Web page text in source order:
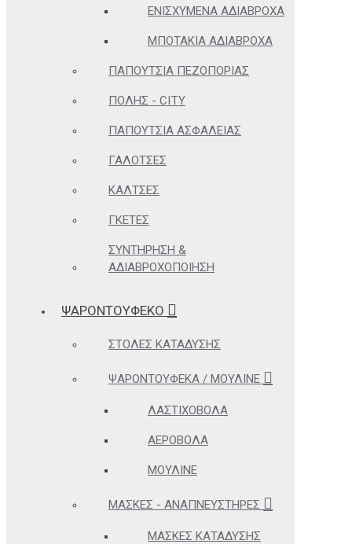
ΕΝΙΣΧΥΜΈΝΑ ΑΔΙΆΒΡΟΧΑ
ΜΠΟΤΆΚΙΑ ΑΔΙΆΒΡΟΧΑ
ΠΑΠΟΎΤΣΙΑ ΠΕΖΟΠΟΡΊΑΣ
ΠΌΛΗΣ - CITY
ΠΑΠΟΎΤΣΙΑ ΑΣΦΑΛΕΊΑΣ
ΓΑΛΌΤΣΕΣ
ΚΆΛΤΣΕΣ
ΓΚΈΤΕΣ
ΣΥΝΤΉΡΗΣΗ &
ΑΔΙΑΒΡΟΧΟΠΟΊΗΣΗ
ΨΑΡΟΝΤΟΥΦΕΚΟ
ΣΤΟΛΈΣ ΚΑΤΆΔΥΣΗΣ
ΨΑΡΟΝΤΟΎΦΕΚΑ / ΜΟΥΛΙΝΈ
ΛΑΣΤΙΧΟΒΌΛΑ
ΑΕΡΟΒΌΛΑ
ΜΟΥΛΙΝΈ
ΜΆΣΚΕΣ - ΑΝΑΠΝΕΥΣΤΉΡΕΣ
ΜΆΣΚΕΣ ΚΑΤΆΔΥΣΗΣ